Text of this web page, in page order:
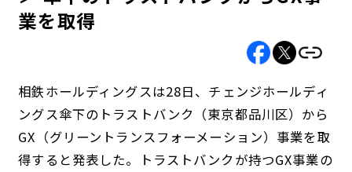
業を取得
相鉄ホールディングスは28日、チェンジホールディ
ングス傘下のトラストバンク（東京都品川区）から
GX（グリーントランスフォーメーション）事業を取
得すると発表した。トラストバンクが持つGX事業の